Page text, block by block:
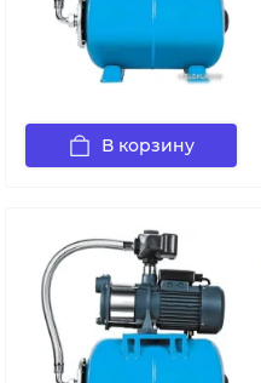
В корзину